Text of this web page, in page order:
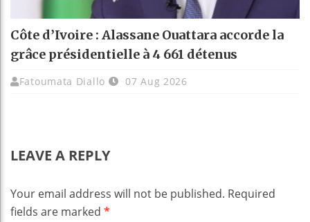
Côte d’Ivoire : Alassane Ouattara accorde la
grâce présidentielle à 4 661 détenus
Fatoumata Diallo 07 Aug 2026
LEAVE A REPLY
Your email address will not be published. Required
fields are marked *